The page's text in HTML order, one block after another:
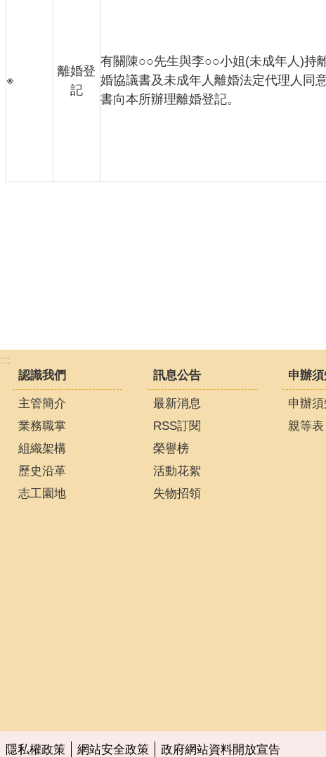
※
離婚登
記
有關陳○○先生與李○○小姐(未成年人)持
婚協議書及未成年人離婚法定代理人同
書向本所辦理離婚登記。
:::
認識我們
主管簡介
業務職掌
組織架構
歷史沿革
志工園地
訊息公告
最新消息
RSS訂閱
榮譽榜
活動花絮
失物招領
申辦須
申辦須
親等表
隱私權政策 網站安全政策 政府網站資料開放宣告